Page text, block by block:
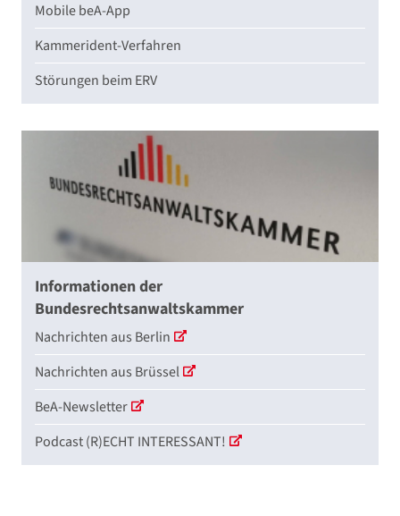
Mobile beA-App
Kammerident-Verfahren
Störungen beim ERV
Informationen der
Bundesrechtsanwaltskammer
Nachrichten aus Berlin
Nachrichten aus Brüssel
BeA-Newsletter
Podcast (R)ECHT INTERESSANT!